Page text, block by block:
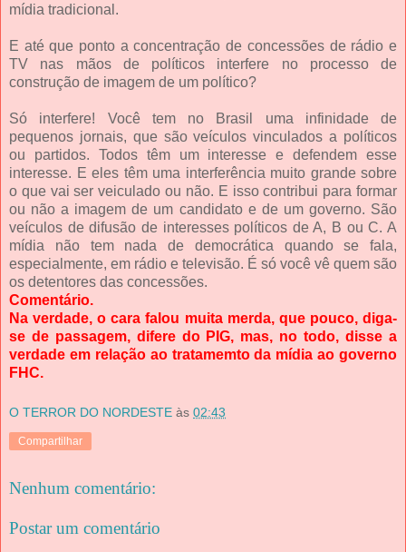
mídia tradicional.
E até que ponto a concentração de concessões de rádio e
TV nas mãos de políticos interfere no processo de
construção de imagem de um político?
Só interfere! Você tem no Brasil uma infinidade de
pequenos jornais, que são veículos vinculados a políticos
ou partidos. Todos têm um interesse e defendem esse
interesse. E eles têm uma interferência muito grande sobre
o que vai ser veiculado ou não. E isso contribui para formar
ou não a imagem de um candidato e de um governo. São
veículos de difusão de interesses políticos de A, B ou C. A
mídia não tem nada de democrática quando se fala,
especialmente, em rádio e televisão. É só você vê quem são
os detentores das concessões.
Comentário.
Na verdade, o cara falou muita merda, que pouco, diga-
se de passagem, difere do PIG, mas, no todo, disse a
verdade em relação ao tratamemto da mídia ao governo
FHC.
O TERROR DO NORDESTE às 02:43
Compartilhar
Nenhum comentário:
Postar um comentário